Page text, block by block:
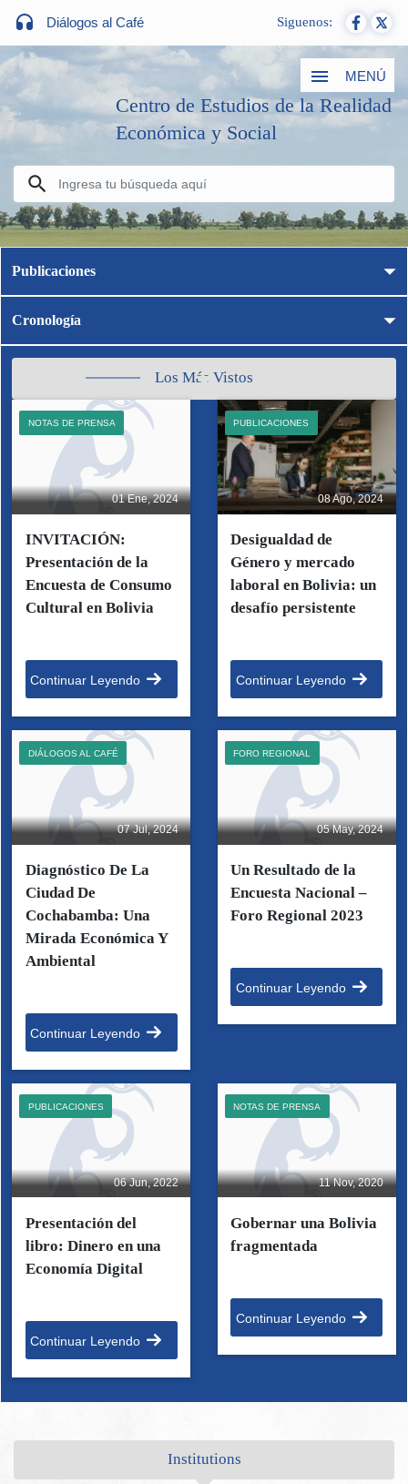
Diálogos al Café Siguenos:
MENÚ
Centro de Estudios de la Realidad
Económica y Social
Publicaciones
Cronología
Los Más Vistos
01 Ene, 2024
NOTAS DE PRENSA
INVITACIÓN:
Presentación de la
Encuesta de Consumo
Cultural en Bolivia
Continuar Leyendo
08 Ago, 2024
PUBLICACIONES
Desigualdad de
Género y mercado
laboral en Bolivia: un
desafío persistente
Continuar Leyendo
07 Jul, 2024
DIÁLOGOS AL CAFÉ
Diagnóstico De La
Ciudad De
Cochabamba: Una
Mirada Económica Y
Ambiental
Continuar Leyendo
05 May, 2024
FORO REGIONAL
Un Resultado de la
Encuesta Nacional –
Foro Regional 2023
Continuar Leyendo
06 Jun, 2022
PUBLICACIONES
Presentación del
libro: Dinero en una
Economía Digital
Continuar Leyendo
11 Nov, 2020
NOTAS DE PRENSA
Gobernar una Bolivia
fragmentada
Continuar Leyendo
Institutions